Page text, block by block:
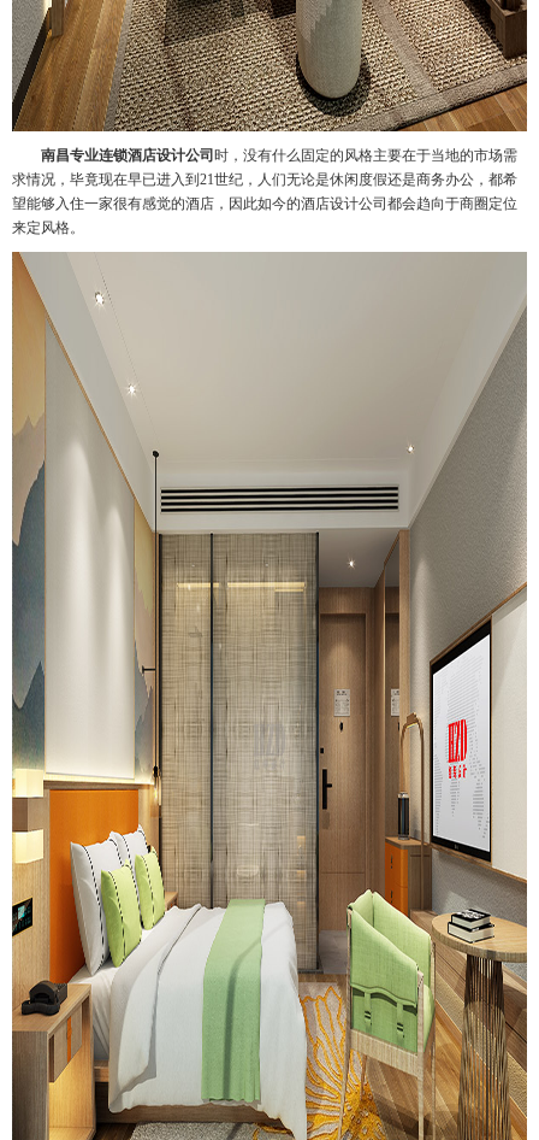
南昌专业连锁酒店设计公司 时，没有什么固定的风格主要在于当地的市场需
求情况，毕竟现在早已进入到21世纪，人们无论是休闲度假还是商务办公，都希
望能够入住一家很有感觉的酒店，因此如今的酒店设计公司都会趋向于商圈定位
来定风格。